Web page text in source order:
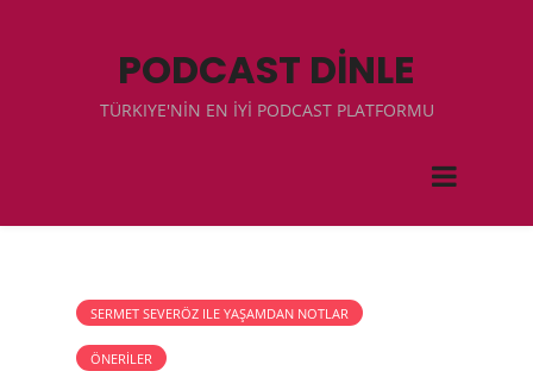
PODCAST DİNLE
TÜRKIYE'NİN EN İYİ PODCAST PLATFORMU
SERMET SEVERÖZ ILE YAŞAMDAN NOTLAR
ÖNERİLER